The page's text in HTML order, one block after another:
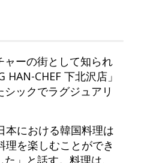
ーの街として知られ
CHEF 下北沢店」
ックでラグジュアリ
本における韓国料理は
を楽しむことができ
」と話す。料理は、